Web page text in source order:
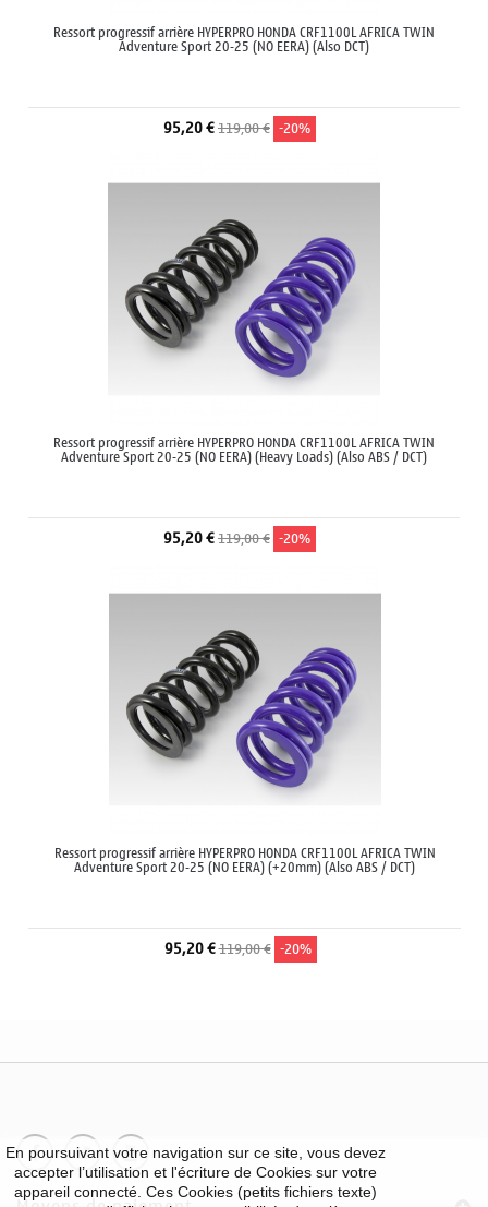
Ressort progressif arrière HYPERPRO HONDA CRF1100L AFRICA TWIN
Adventure Sport 20-25 (NO EERA) (Also DCT)
95,20 €119,00 € -20%
Ressort progressif arrière HYPERPRO HONDA CRF1100L AFRICA TWIN
Adventure Sport 20-25 (NO EERA) (Heavy Loads) (Also ABS / DCT)
95,20 €119,00 € -20%
Ressort progressif arrière HYPERPRO HONDA CRF1100L AFRICA TWIN
Adventure Sport 20-25 (NO EERA) (+20mm) (Also ABS / DCT)
95,20 €119,00 € -20%
En poursuivant votre navigation sur ce site, vous devez
accepter l’utilisation et l'écriture de Cookies sur votre
appareil connecté. Ces Cookies (petits fichiers texte)